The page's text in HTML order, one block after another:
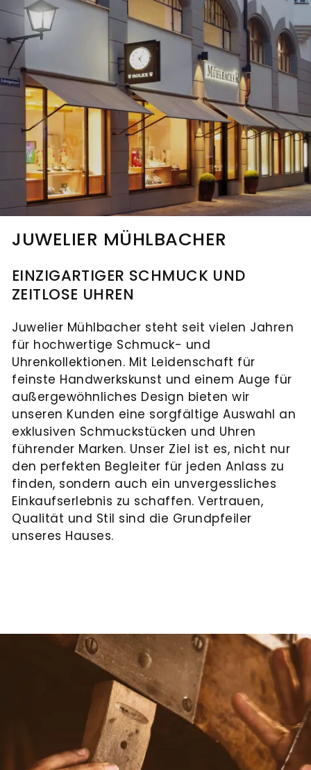
JUWELIER MÜHLBACHER
EINZIGARTIGER SCHMUCK UND
ZEITLOSE UHREN
Juwelier Mühlbacher steht seit vielen Jahren
für hochwertige Schmuck- und
Uhrenkollektionen. Mit Leidenschaft für
feinste Handwerkskunst und einem Auge für
außergewöhnliches Design bieten wir
unseren Kunden eine sorgfältige Auswahl an
exklusiven Schmuckstücken und Uhren
führender Marken. Unser Ziel ist es, nicht nur
den perfekten Begleiter für jeden Anlass zu
finden, sondern auch ein unvergessliches
Einkaufserlebnis zu schaffen. Vertrauen,
Qualität und Stil sind die Grundpfeiler
unseres Hauses.